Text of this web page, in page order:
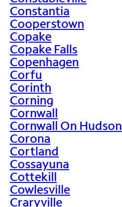
Constantia
Cooperstown
Copake
Copake Falls
Copenhagen
Corfu
Corinth
Corning
Cornwall
Cornwall On Hudson
Corona
Cortland
Cossayuna
Cottekill
Cowlesville
Craryville